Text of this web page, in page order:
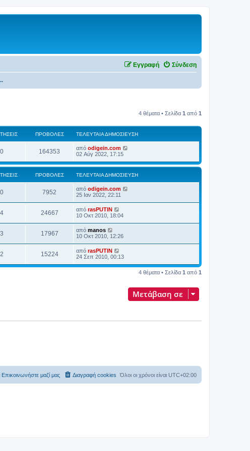
Σύνδεση
Εγγραφή
4 θέματα • Σελίδα 1 από 1
ΠΡΟΒΟΛΈΣ ΤΕΛΕΥΤΑΊΑ ΔΗΜΟΣΊΕΥΣΗ
0 164353 από odigein.com
02 Αύγ 2022, 17:15
ΠΡΟΒΟΛΈΣ ΤΕΛΕΥΤΑΊΑ ΔΗΜΟΣΊΕΥΣΗ
0 7952 από odigein.com
25 Ιαν 2022, 22:11
4 24667 από rasPUTIN
10 Οκτ 2010, 18:04
3 17967 από manos
10 Οκτ 2010, 12:26
2 15224 από rasPUTIN
24 Σεπ 2010, 00:13
4 θέματα • Σελίδα 1 από 1
Μετάβαση σε
Όλοι οι χρόνοι είναι UTC+02:00
Διαγραφή cookies
Επικοινωνήστε μαζί μας